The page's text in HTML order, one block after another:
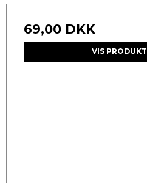
69,00 DKK
VIS PRODUKT